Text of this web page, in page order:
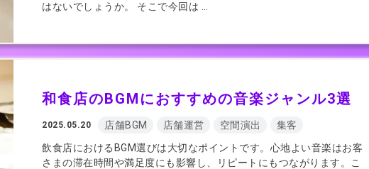
はないでしょうか。 そこで今回は …
和食店のBGMにおすすめの音楽ジャンル3選
2025.05.20 店舗BGM 店舗運営 空間演出
集客
飲食店におけるBGM選びは大切なポイントです。心地よい音楽はお客
さまの滞在時間や満足度にも影響し、リピートにもつながります。こ